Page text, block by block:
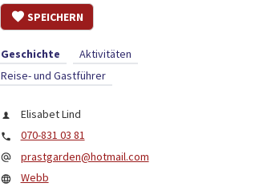
SPEICHERN
Geschichte
Aktivitäten
Reise- und Gastführer
Elisabet Lind
070-831 03 81
prastgarden@hotmail.com
Webb